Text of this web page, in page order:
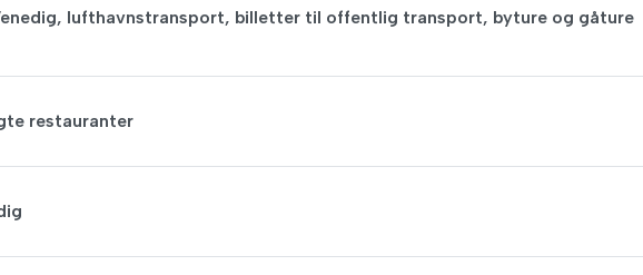
lufthavnstransport, billetter til offentlig transport, byture og gåture
restauranter